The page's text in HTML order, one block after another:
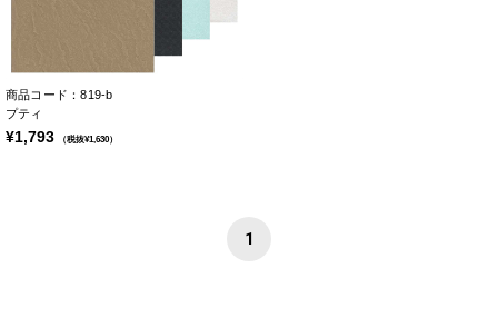
商品コード：819-b
プティ
¥1,793 （税抜¥1,630）
1